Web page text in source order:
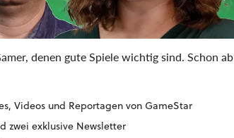
denen gute Spiele wichtig sind. Schon ab
Videos und Reportagen von GameStar
zwei exklusive Newsletter